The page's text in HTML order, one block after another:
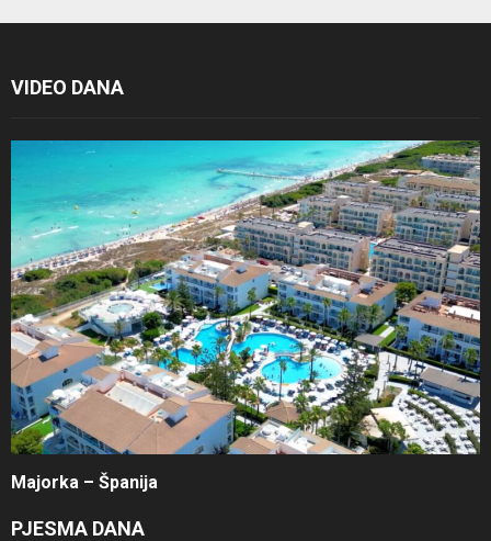
VIDEO DANA
Majorka – Španija
PJESMA DANA